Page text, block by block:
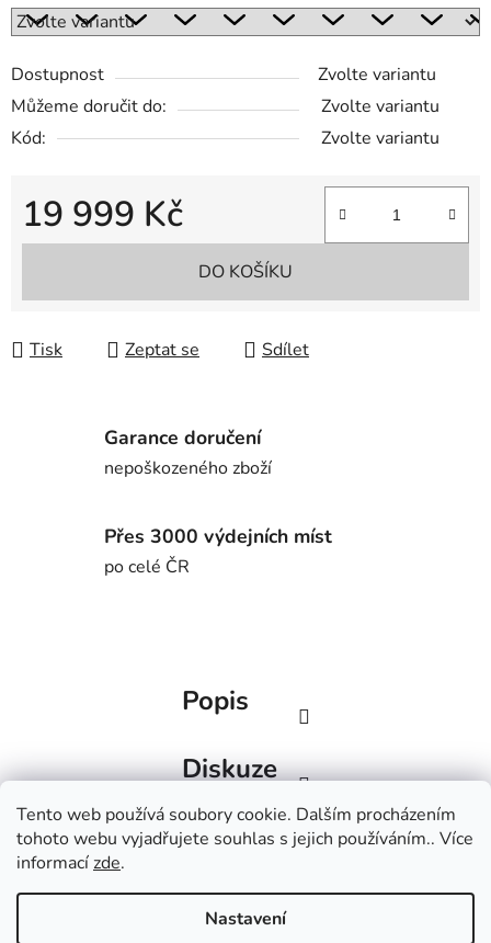
Tento web používá soubory cookie. Dalším procházením
tohoto webu vyjadřujete souhlas s jejich používáním.. Více
informacízde.
Nastavení
Dostupnost
Zvolte variantu
Můžeme doručit do:
Zvolte variantu
Kód:
Zvolte variantu
19 999 Kč
Měrná cena:
DO KOŠÍKU
Tisk Zeptat se Sdílet
Garance doručení
nepoškozeného zboží
Přes 3000 výdejních míst
po celé ČR
Popis
Diskuze